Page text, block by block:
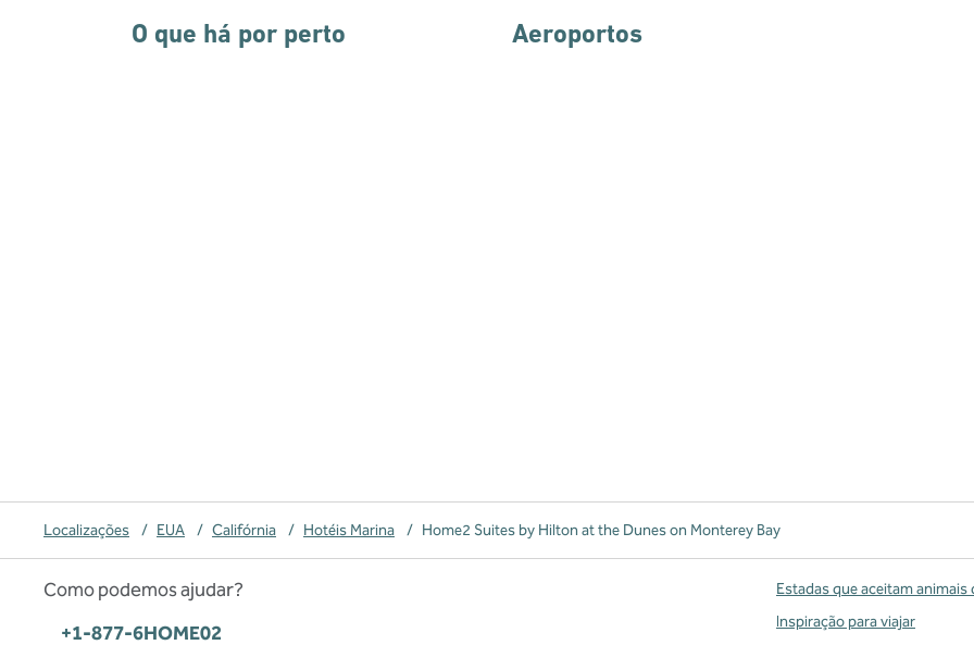
O que há por perto Aeroportos
Localizações / EUA / Califórnia / Hotéis Marina / Home2 Suites by Hilton at the Dunes on Monterey Bay
Como podemos ajudar?
Telefone:
+1-877-6HOME02
Estadas que aceitam animais
Inspiração para viajar